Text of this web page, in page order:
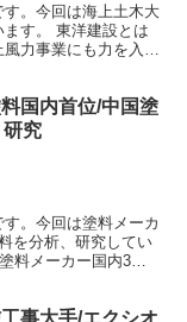
。今回は海上土木大
す。 東洋建設とは
力事業にも力を入れ
国内首位/中国塗
究
。今回は塗料メーカ
を分析、研究してい
料メーカー国内3位
事大手/エクシオ